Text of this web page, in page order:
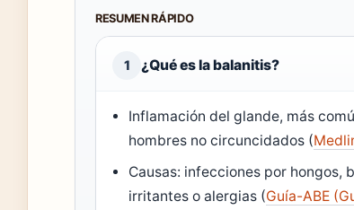
RESUMEN RÁPIDO
1 ¿Qué es la balanitis?
Inflamación del glande, más
hombres no circuncidados (
Causas: infecciones por hongos,
irritantes o alergias (Guía-ABE